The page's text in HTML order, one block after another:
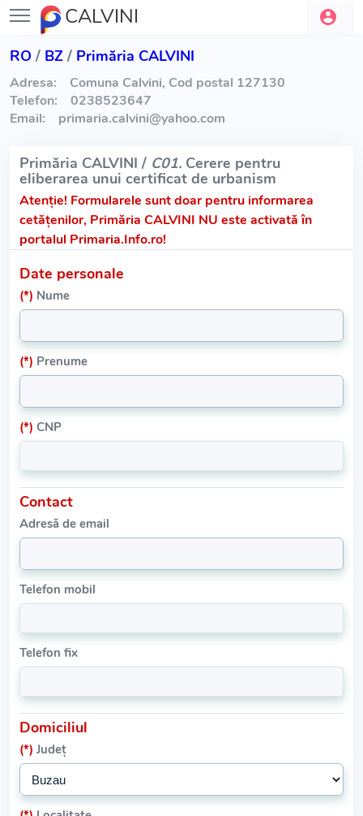
CALVINI
RO / BZ / Primăria CALVINI
Adresa:
Comuna Calvini, Cod postal 127130
Telefon:
0238523647
Email:
primaria.calvini@yahoo.com
Primăria CALVINI / C01. Cerere pentru
eliberarea unui certificat de urbanism
Atenție! Formularele sunt doar pentru informarea
cetățenilor, Primăria CALVINI NU este activată în
portalul Primaria.Info.ro!
Date personale
(*) Nume
(*) Prenume
(*) CNP
Contact
Adresă de email
Telefon mobil
Telefon fix
Domiciliul
(*) Județ